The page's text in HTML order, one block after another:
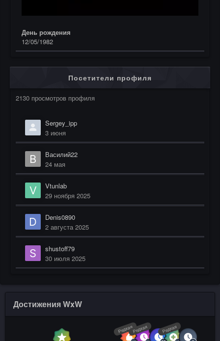
День рождения
12/05/1982
Посетители профиля
2130 просмотров профиля
Sergey_ipp
3 июня
Василий22
24 мая
Vtunlab
29 ноября 2025
Denis0890
2 августа 2025
shustoff79
30 июля 2025
Достижения WxW
РедкаяРедкая Редкая